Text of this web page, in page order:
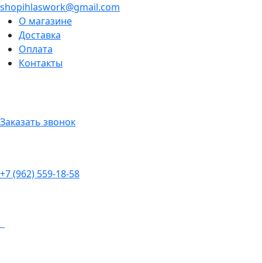
shopihlaswork@gmail.com
О магазине
Доставка
Оплата
Контакты
Заказать звонок
+7 (962) 559-18-58